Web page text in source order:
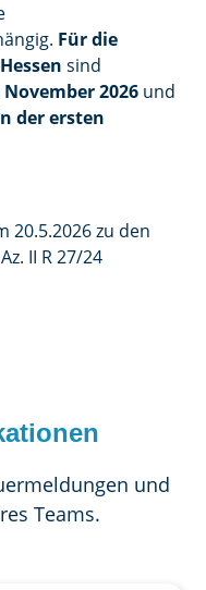
Für die
sind
2026 und
der ersten
20.5.2026 zu den
II R 27/24
und
Teams.